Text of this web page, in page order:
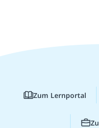
Zum Lernportal